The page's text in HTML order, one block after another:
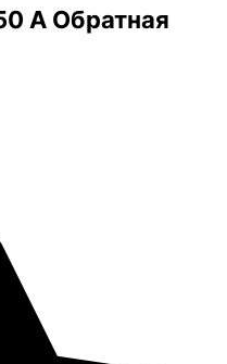
А Обратная